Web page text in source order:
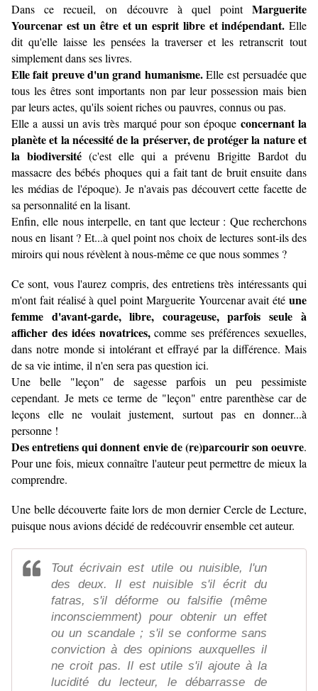
Dans ce recueil, on découvre à quel point Marguerite
Yourcenar est un être et un esprit libre et indépendant. Elle
dit qu'elle laisse les pensées la traverser et les retranscrit tout
simplement dans ses livres.
Elle fait preuve d'un grand humanisme.Elle est persuadée que
tous les êtres sont importants non par leur possession mais bien
par leurs actes, qu'ils soient riches ou pauvres, connus ou pas.
Elle a aussi un avis très marqué pour son époque concernant la
planète et la nécessité de la préserver, de protéger la nature et
la biodiversité (c'est elle qui a prévenu Brigitte Bardot du
massacre des bébés phoques qui a fait tant de bruit ensuite dans
les médias de l'époque). Je n'avais pas découvert cette facette de
sa personnalité en la lisant.
Enfin, elle nous interpelle, en tant que lecteur : Que recherchons
nous en lisant ? Et...à quel point nos choix de lectures sont-ils des
miroirs qui nous révèlent à nous-même ce que nous sommes ?
Ce sont, vous l'aurez compris, des entretiens très intéressants qui
m'ont fait réalisé à quel point Marguerite Yourcenar avait été une
femme d'avant-garde, libre, courageuse, parfois seule à
afficher des idées novatrices,comme ses préférences sexuelles,
dans notre monde si intolérant et effrayé par la différence. Mais
de sa vie intime, il n'en sera pas question ici.
Une belle "leçon" de sagesse parfois un peu pessimiste
cependant. Je mets ce terme de "leçon" entre parenthèse car de
leçons elle ne voulait justement, surtout pas en donner...à
personne !
Des entretiens qui donnent envie de (re)parcourir son oeuvre.
Pour une fois, mieux connaître l'auteur peut permettre de mieux la
comprendre.
Une belle découverte faite lors de mon dernier Cercle de Lecture,
puisque nous avions décidé de redécouvrir ensemble cet auteur.
Tout écrivain est utile ou nuisible, l'un
des deux. Il est nuisible s'il écrit du
fatras, s'il déforme ou falsifie (même
inconsciemment) pour obtenir un effet
ou un scandale ; s'il se conforme sans
conviction à des opinions auxquelles il
ne croit pas. Il est utile s'il ajoute à la
lucidité du lecteur, le débarrasse de